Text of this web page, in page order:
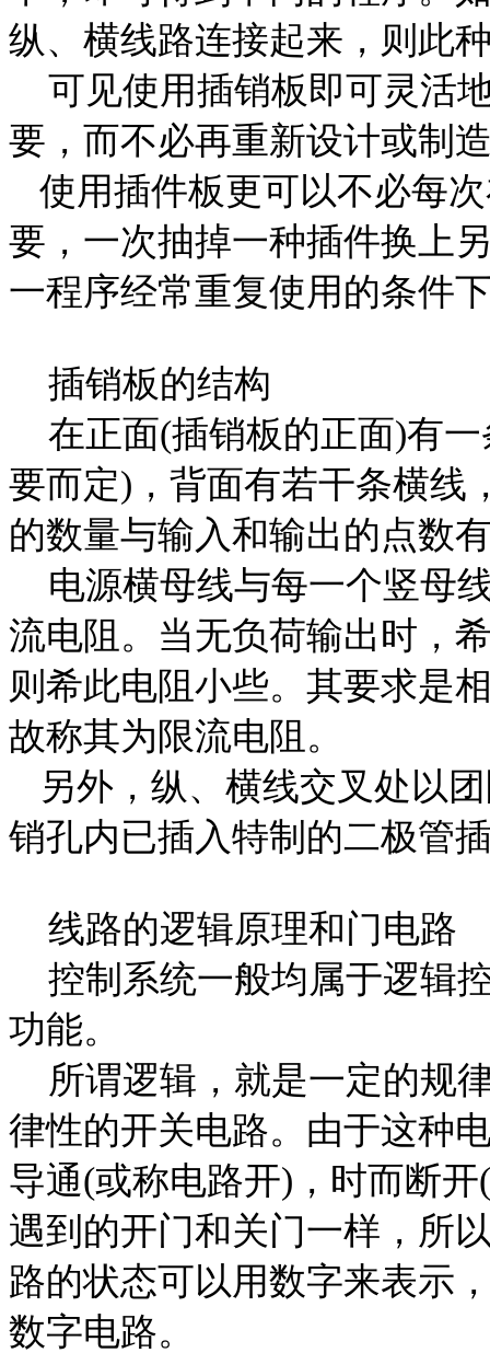
纵、横线路连接起来，则此
可见使用插销板即可灵活
要，而不必再重新设计或制
使用插件板更可以不必每
要，一次抽掉一种插件换上
一程序经常重复使用的条件
插销板的结构
在正面(插销板的正面)有
要而定) ，背面有若干条横
的数量与输入和输出的点数
电源横母线与每一个竖母
流电阻。当无负荷输出时，
则希此电阻小些。其要求是
故称其为限流电阻。
另外，纵、横线交叉处以
销孔内已插入特制的二极管
线路的逻辑原理和门电路
控制系统一般均属于逻辑
功能。
所谓逻辑，就是一定的规
律性的开关电路。由于这种
导通(或称电路开) ，时而断开(
遇到的开门和关门一样，所
路的状态可以用数字来表示
数字电路。